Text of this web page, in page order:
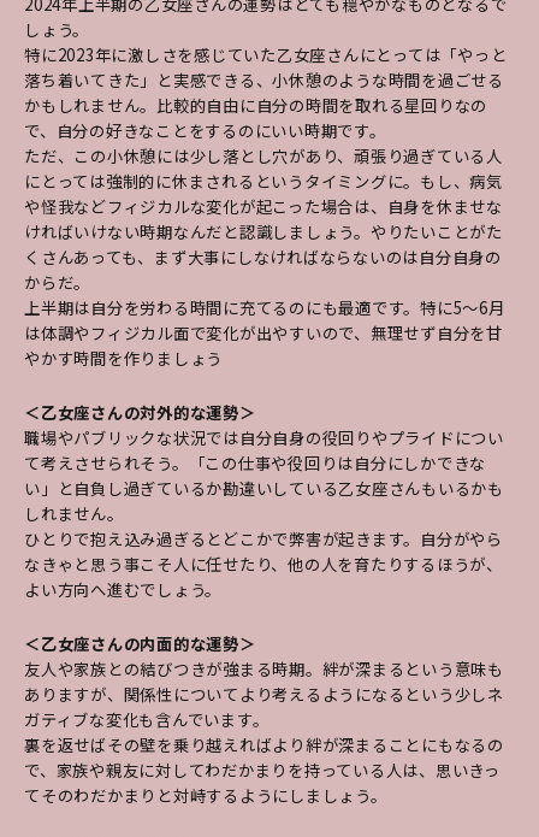
2024年上半期の乙女座さんの運勢はとても穏やかなものとなるで
しょう。
特に2023年に激しさを感じていた乙女座さんにとっては「やっと
落ち着いてきた」と実感できる、小休憩のような時間を過ごせる
かもしれません。比較的自由に自分の時間を取れる星回りなの
で、自分の好きなことをするのにいい時期です。
ただ、この小休憩には少し落とし穴があり、頑張り過ぎている人
にとっては強制的に休まされるというタイミングに。もし、病気
や怪我などフィジカルな変化が起こった場合は、自身を休ませな
ければいけない時期なんだと認識しましょう。やりたいことがた
くさんあっても、まず大事にしなければならないのは自分自身の
からだ。
上半期は自分を労わる時間に充てるのにも最適です。特に5～6月
は体調やフィジカル面で変化が出やすいので、無理せず自分を甘
やかす時間を作りましょう
＜乙女座さんの対外的な運勢＞
職場やパブリックな状況では自分自身の役回りやプライドについ
て考えさせられそう。「この仕事や役回りは自分にしかできな
い」と自負し過ぎているか勘違いしている乙女座さんもいるかも
しれません。
ひとりで抱え込み過ぎるとどこかで弊害が起きます。自分がやら
なきゃと思う事こそ人に任せたり、他の人を育たりするほうが、
よい方向へ進むでしょう。
＜乙女座さんの内面的な運勢＞
友人や家族との結びつきが強まる時期。絆が深まるという意味も
ありますが、関係性についてより考えるようになるという少しネ
ガティブな変化も含んでいます。
裏を返せばその壁を乗り越えればより絆が深まることにもなるの
で、家族や親友に対してわだかまりを持っている人は、思いきっ
てそのわだかまりと対峙するようにしましょう。